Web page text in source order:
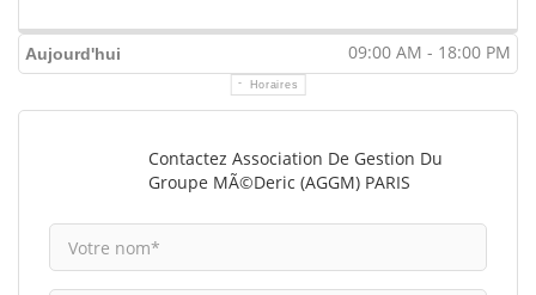
Aujourd'hui 09:00 AM - 18:00 PM
Horaires
Contactez Association De Gestion Du
Groupe MÃ©deric (AGGM) PARIS